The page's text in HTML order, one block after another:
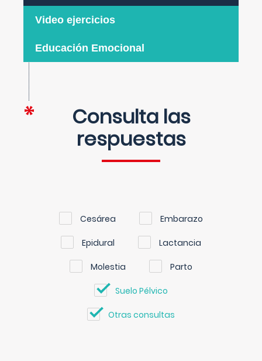
Video ejercicios
Educación Emocional
Consulta las
respuestas
Cesárea Embarazo
Epidural Lactancia
Molestia Parto
Suelo Pélvico
Otras consultas